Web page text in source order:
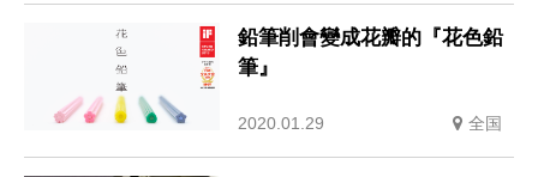
鉛筆削會變成花瓣的『花色鉛
筆』
2020.01.29 全国